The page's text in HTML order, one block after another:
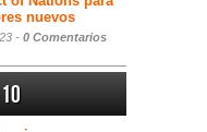
nuevos
- 0 Comentarios